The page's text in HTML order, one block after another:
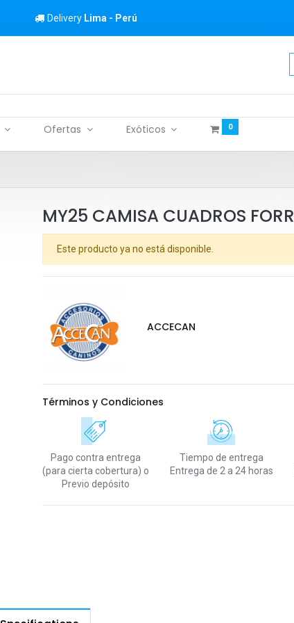
Delivery Lima - Perú
Ofertas Exóticos 0
MY25 CAMISA CUADROS
Este producto ya no está disponible.
ACCECAN
Términos y Condiciones
Pago contra entrega
(para cierta cobertura) o
Previo depósito
Tiempo de entrega
Entrega de 2 a 24 horas